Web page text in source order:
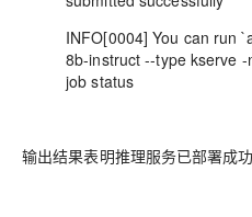
INFO[0004] You can run
8b-instruct --type kserve
job status
输出结果表明推理服务已部署成功